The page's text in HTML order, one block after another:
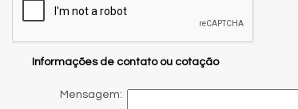
Informações de contato ou cotação
Mensagem: